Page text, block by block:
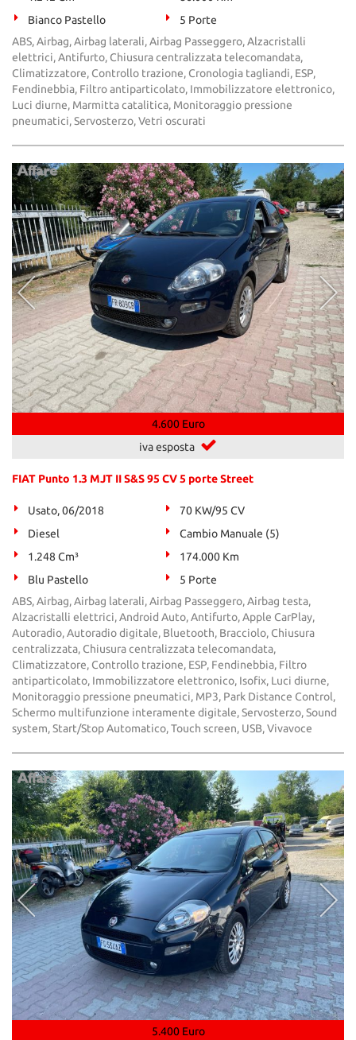
Bianco Pastello
5 Porte
ABS, Airbag, Airbag laterali, Airbag Passeggero, Alzacristalli
elettrici, Antifurto, Chiusura centralizzata telecomandata,
Climatizzatore, Controllo trazione, Cronologia tagliandi, ESP,
Fendinebbia, Filtro antiparticolato, Immobilizzatore elettronico,
Luci diurne, Marmitta catalitica, Monitoraggio pressione
pneumatici, Servosterzo, Vetri oscurati
4.600 Euro
iva esposta
FIAT Punto 1.3 MJT II S&S 95 CV 5 porte Street
Usato, 06/2018
70 KW/95 CV
Diesel
Cambio Manuale (5)
1.248 Cm³
174.000 Km
Blu Pastello
5 Porte
ABS, Airbag, Airbag laterali, Airbag Passeggero, Airbag testa,
Alzacristalli elettrici, Android Auto, Antifurto, Apple CarPlay,
Autoradio, Autoradio digitale, Bluetooth, Bracciolo, Chiusura
centralizzata, Chiusura centralizzata telecomandata,
Climatizzatore, Controllo trazione, ESP, Fendinebbia, Filtro
antiparticolato, Immobilizzatore elettronico, Isofix, Luci diurne,
Monitoraggio pressione pneumatici, MP3, Park Distance Control,
Schermo multifunzione interamente digitale, Servosterzo, Sound
system, Start/Stop Automatico, Touch screen, USB, Vivavoce
5.400 Euro